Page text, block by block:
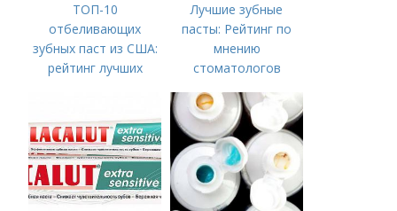
ТОП-10
отбеливающих
зубных паст из США:
рейтинг лучших
Лучшие зубные
пасты: Рейтинг по
мнению
стоматологов